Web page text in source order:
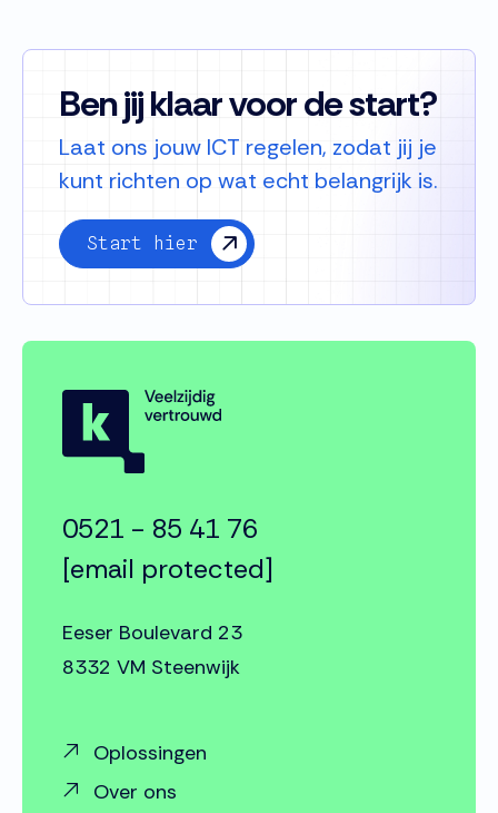
Ben jij klaar voor de start?
Laat ons jouw ICT regelen, zodat jij je
kunt richten op wat echt belangrijk is.
Start hier
0521 - 85 41 76
[email protected]
Eeser Boulevard 23
8332 VM Steenwijk
Oplossingen
Over ons